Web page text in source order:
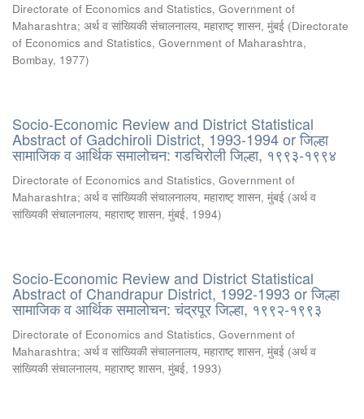
Directorate of Economics and Statistics, Government of
Maharashtra; अर्थ व सांख्यिकी संचालनालय, महाराष्ट् शासन, मुंबई (Directorate
of Economics and Statistics, Government of Maharashtra,
Bombay, 1977)
Socio-Economic Review and District Statistical
Abstract of Gadchiroli District, 1993-1994 or जिल्हा
सामाजिक व आर्थिक समालोचन: गडचिरोली जिल्हा, १९९३-१९९४
Directorate of Economics and Statistics, Government of
Maharashtra; अर्थ व सांख्यिकी संचालनालय, महाराष्ट् शासन, मुंबई (अर्थ व
सांख्यिकी संचालनालय, महाराष्ट् शासन, मुंबई, 1994)
Socio-Economic Review and District Statistical
Abstract of Chandrapur District, 1992-1993 or जिल्हा
सामाजिक व आर्थिक समालोचन: चंद्रपूर जिल्हा, १९९२-१९९३
Directorate of Economics and Statistics, Government of
Maharashtra; अर्थ व सांख्यिकी संचालनालय, महाराष्ट् शासन, मुंबई (अर्थ व
सांख्यिकी संचालनालय, महाराष्ट् शासन, मुंबई, 1993)